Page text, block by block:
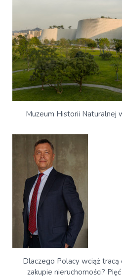
Muzeum Historii Naturalnej
Dlaczego Polacy wciąż tracą
zakupie nieruchomości?